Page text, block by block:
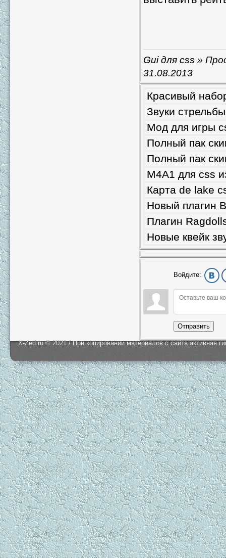
Gui для css »
31.08.2013
Красивый
Звуки
Мод для игры
Полный пак
Полный пак
M4A1 для css
Карта de lake
Новый плагин
Плагин
Новые квейк
Войдите:
Отправить
X-Zed.ru © 2021 / При копировании материалов с сайта активная